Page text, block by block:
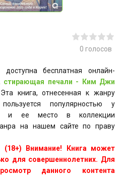
0 голосов
доступна бесплатная онлайн-
стирающая печали - Ким Джи
книга, отнесенная к жанру
популярностью у
и ее место в коллекции
на нашем сайте по праву
(18+) Внимание! Книга может
для совершеннолетних. Для
данного контента